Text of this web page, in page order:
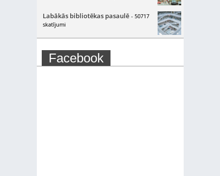
Labākās bibliotēkas pasaulē - 50717
skatījumi
Facebook